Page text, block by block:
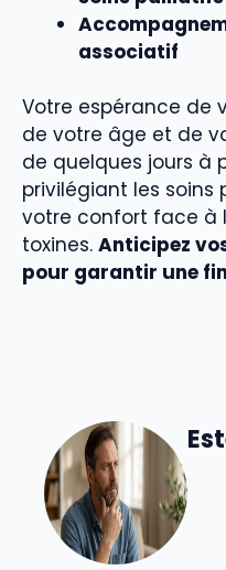
associatif
Votre espérance de
de votre âge et de
de quelques jours à
privilégiant les soins
votre confort face à
toxines. Anticipez
pour garantir une